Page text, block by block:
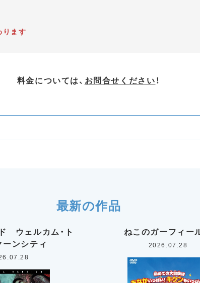
ります
料金については、 お問合せください！
最新の作品
ウェルカム・ト
ーンシティ
ねこのガーフィー
2026.07.28